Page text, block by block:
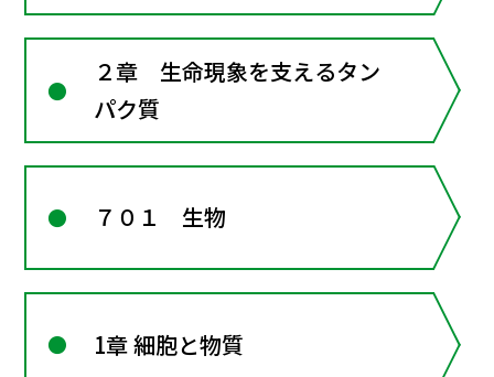
２章 生命現象を支えるタン
パク質
７０１ 生物
1章 細胞と物質